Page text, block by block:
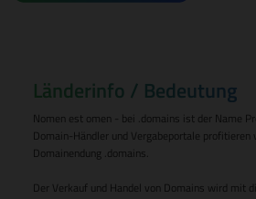
Länderinfo / Bedeutung
Nomen est omen - bei .domains ist der Name
Domain-Händler und Vergabeportale profitieren
Domainendung .domains.
Der Verkauf und Handel von Domains wird mit